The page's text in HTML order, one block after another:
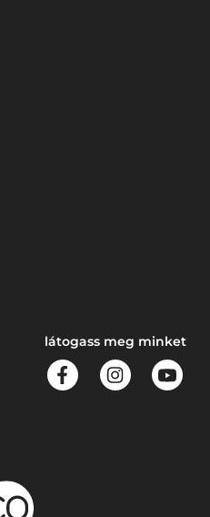
látogass meg minket